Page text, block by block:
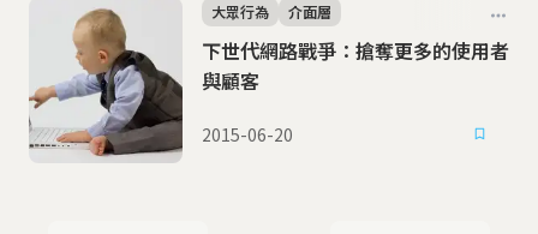
下世代網路戰爭：搶奪更多的使用者
與顧客
大眾行為 介面層
2015-06-20